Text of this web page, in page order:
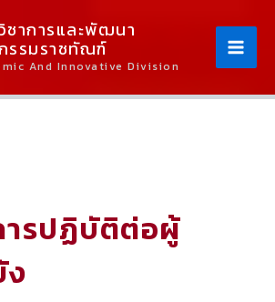
ชาการและพัฒนา
รรมราชทัณฑ์
And Innovative Division
รปฏิบัติต่อผู้